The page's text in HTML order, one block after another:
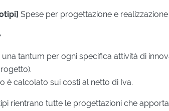
Spese per progettazione e
tantum per ogni specifica attività di
è calcolato sui costi al netto di Iva.
rientrano tutte le progettazioni che